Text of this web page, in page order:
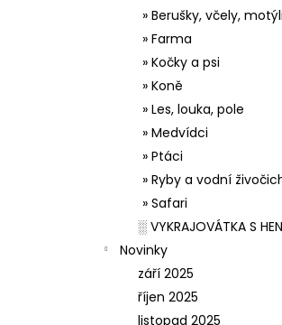
» Berušky, včely,
» Farma
» Kočky a psi
» Koně
» Les, louka, pole
» Medvídci
» Ptáci
» Ryby a vodní
» Safari
░ VYKRAJOVÁTKA S
Novinky
září 2025
říjen 2025
listopad 2025